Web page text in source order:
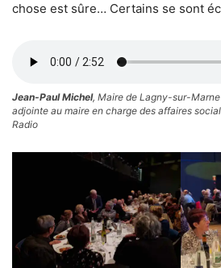
chose est sûre… Certains se sont
Jean-Paul Michel, Maire de Lagny-sur-
adjointe au maire en charge des affaires
Radio